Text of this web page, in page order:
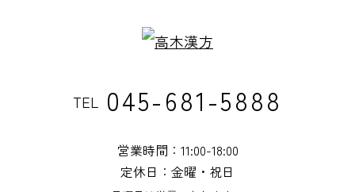
TEL 045-681-5888
営業時間：11:00-18:00
定休日：金曜・祝日